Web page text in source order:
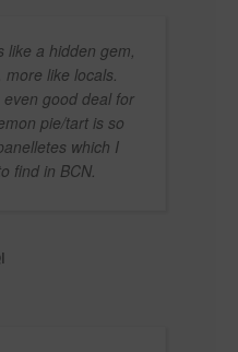
like a hidden gem,
like locals.
good deal for
pie/tart is so
which I
find in BCN.